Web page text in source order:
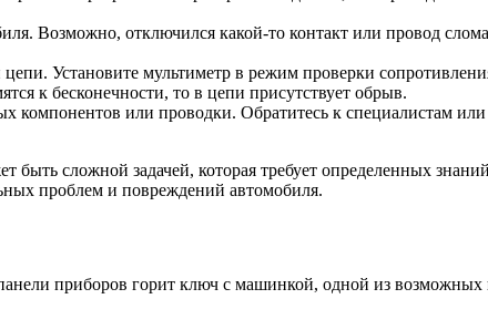
Возможно, отключился какой-то контакт или провод
Установите мультиметр в режим проверки
к бесконечности, то в цепи присутствует обрыв.
компонентов или проводки. Обратитесь к специалистам
быть сложной задачей, которая требует определенных
проблем и повреждений автомобиля.
приборов горит ключ с машинкой, одной из